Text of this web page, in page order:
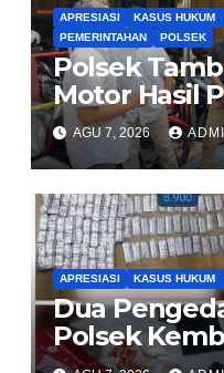
APRESIASI KASUS HUKUM
PEMERINTAHAN
POLSEK
Polsek
Motor Hasil
Kasus
Pemilik Yang
AGU 7, 2026
APRESIASI KASUS HUKUM
Dua
Polsek
Obat Keras,